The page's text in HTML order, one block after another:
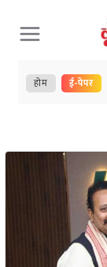
Skip
to
content
होम ई-पेपर